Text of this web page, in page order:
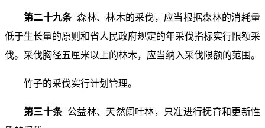
第二十九条森林、林木的采伐，应当根据森林的消耗量
低于生长量的原则和省人民政府规定的年采伐指标实行限额采
伐。采伐胸径五厘米以上的林木，应当纳入采伐限额的范围。
竹子的采伐实行计划管理。
第三十条 公益林、天然阔叶林，只准进行抚育和更新性